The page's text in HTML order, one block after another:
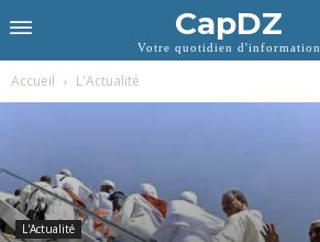
CapDZ
Votre quotidien d'information
Accueil L'Actualité
L'Actualité